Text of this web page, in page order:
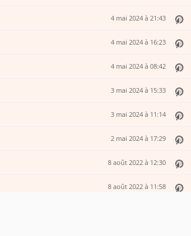
4 mai 2024 à 21:43
4 mai 2024 à 16:23
4 mai 2024 à 08:42
3 mai 2024 à 15:33
3 mai 2024 à 11:14
2 mai 2024 à 17:29
8 août 2022 à 12:30
8 août 2022 à 11:58